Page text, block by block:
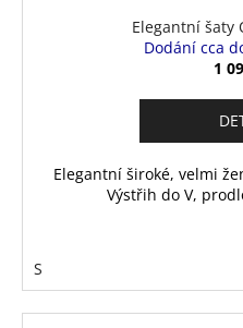
Elegantní šaty
Dodání cca
1
Elegantní široké, velmi
Výstřih do V,
S